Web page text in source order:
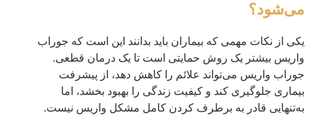
می‌شود؟
یکی از نکات مهمی که بیماران باید بدانند این است که جوراب
واریس بیشتر یک روش حمایتی است تا یک درمان قطعی.
جوراب واریس می‌تواند علائم را کاهش دهد، از پیشرفت
بیماری جلوگیری کند و کیفیت زندگی را بهبود بخشد، اما
به‌تنهایی قادر به برطرف کردن کامل مشکل واریس نیست.